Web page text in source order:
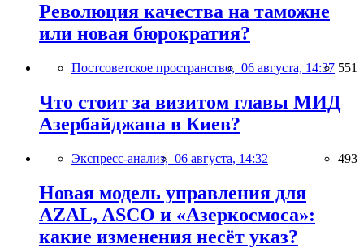
Революция качества на таможне
или новая бюрократия?
Постсоветское пространство, 06 августа, 14:37 551
Что стоит за визитом главы МИД
Азербайджана в Киев?
Экспресс-анализ, 06 августа, 14:32 493
Новая модель управления для
AZAL, ASCO и «Азеркосмоса»:
какие изменения несёт указ?